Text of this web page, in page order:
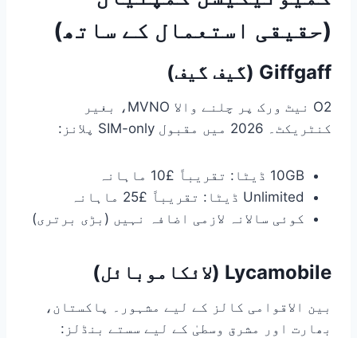
(حقیقی استعمال کے ساتھ)
Giffgaff (گیف گیف)
O2 نیٹ ورک پر چلنے والا MVNO، بغیر
کنٹریکٹ۔ 2026 میں مقبول SIM-only پلانز:
10GB ڈیٹا: تقریباً £10 ماہانہ
Unlimited ڈیٹا: تقریباً £25 ماہانہ
کوئی سالانہ لازمی اضافہ نہیں (بڑی برتری)
Lycamobile (لائکاموبائل)
بین الاقوامی کالز کے لیے مشہور۔ پاکستان،
بھارت اور مشرق وسطیٰ کے لیے سستے بنڈلز: